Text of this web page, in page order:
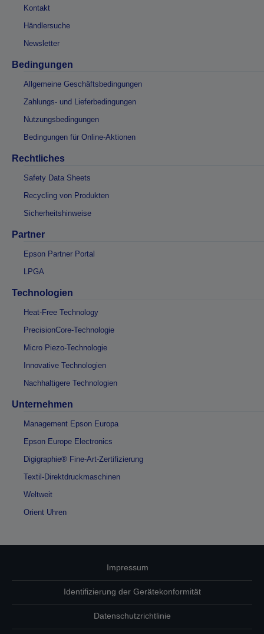
Kontakt
Händlersuche
Newsletter
Bedingungen
Allgemeine Geschäftsbedingungen
Zahlungs- und Lieferbedingungen
Nutzungsbedingungen
Bedingungen für Online-Aktionen
Rechtliches
Safety Data Sheets
Recycling von Produkten
Sicherheitshinweise
Partner
Epson Partner Portal
LPGA
Technologien
Heat-Free Technology
PrecisionCore-Technologie
Micro Piezo-Technologie
Innovative Technologien
Nachhaltigere Technologien
Unternehmen
Management Epson Europa
Epson Europe Electronics
Digigraphie® Fine-Art-Zertifizierung
Textil-Direktdruckmaschinen
Weltweit
Orient Uhren
Impressum
Identifizierung der Gerätekonformität
Datenschutzrichtlinie